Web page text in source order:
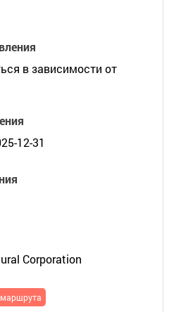
в зависимости от
12-31
Corporation